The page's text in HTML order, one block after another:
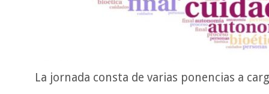
La jornada consta de varias ponencias a